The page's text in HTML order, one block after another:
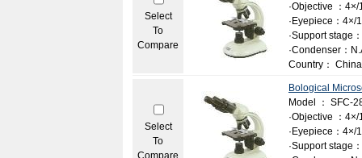
Select
To
Compare
·Objective ：
·Eyepiece：4×/
·Support stage
·Condenser：
Country： China
Select
To
Compare
Bological
Model ： SFC-
·Objective ：
·Eyepiece：4×/
·Support stage